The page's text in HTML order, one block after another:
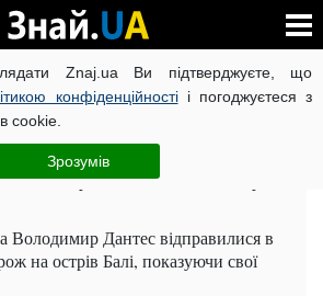
Znaj.ua Ви підтверджуєте, що
конфіденційностіі погоджуєтеся з
cookie.
Зрозумів
УКРАЇНИ КОРОНАВІРУС В УКРАЇНІ
ЧИТАТЬ НА РУССКОМ
показала вид ззаду:
Володимир Дантес відправилися в
на острів Балі, показуючи свої